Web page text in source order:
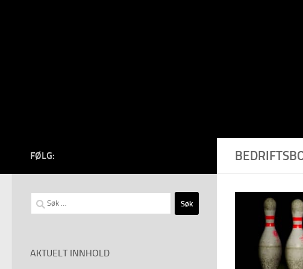
FØLG:
Søk
etter:
AKTUELT INNHOLD